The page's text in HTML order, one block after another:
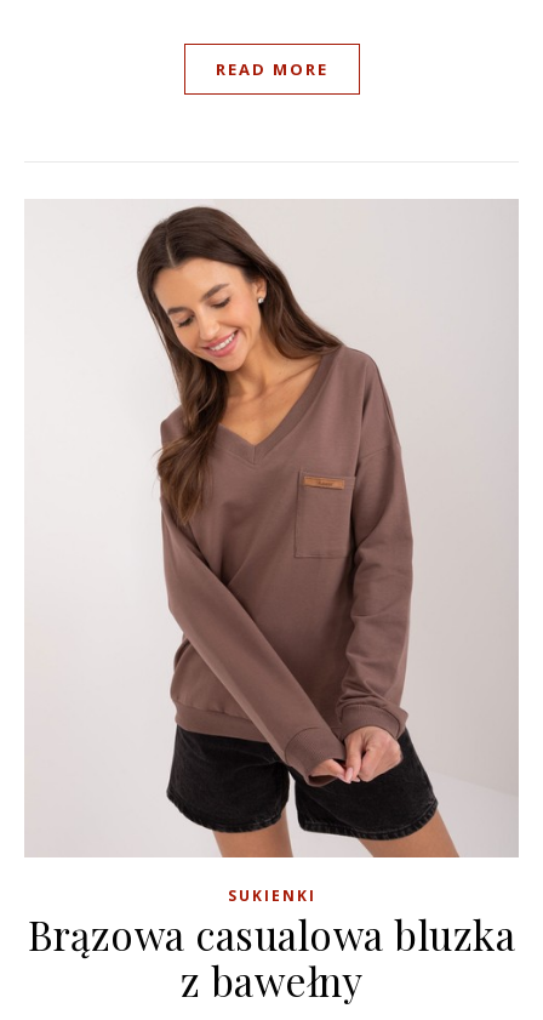
READ MORE
SUKIENKI
Brązowa casualowa bluzka
z bawełny